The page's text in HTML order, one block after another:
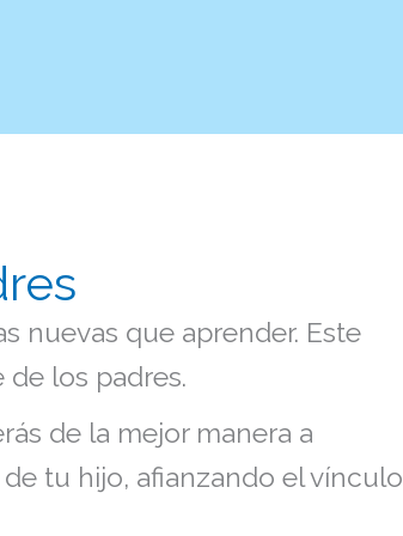
nuevas que aprender. Este
de los padres.
de la mejor manera a
tu hijo, afianzando el vínculo